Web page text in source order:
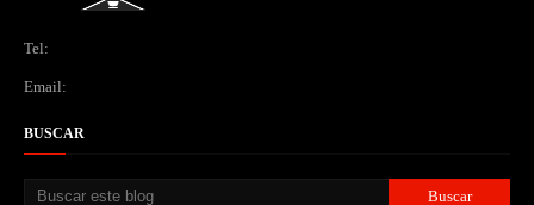
Tel:
Email:
BUSCAR